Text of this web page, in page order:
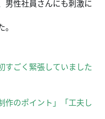
男性社員さんにも刺激に
すごく緊張していました
作のポイント」「工夫し